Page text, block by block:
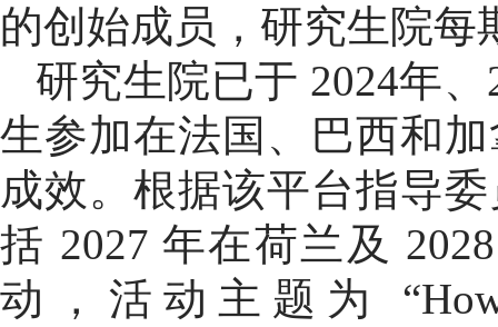
的创始成员，研究生院每
研究生院已于 2024年
生参加在法国、巴西和
成效。根据该平台指导
括 2027 年在荷兰及
动，活动主题为 “How